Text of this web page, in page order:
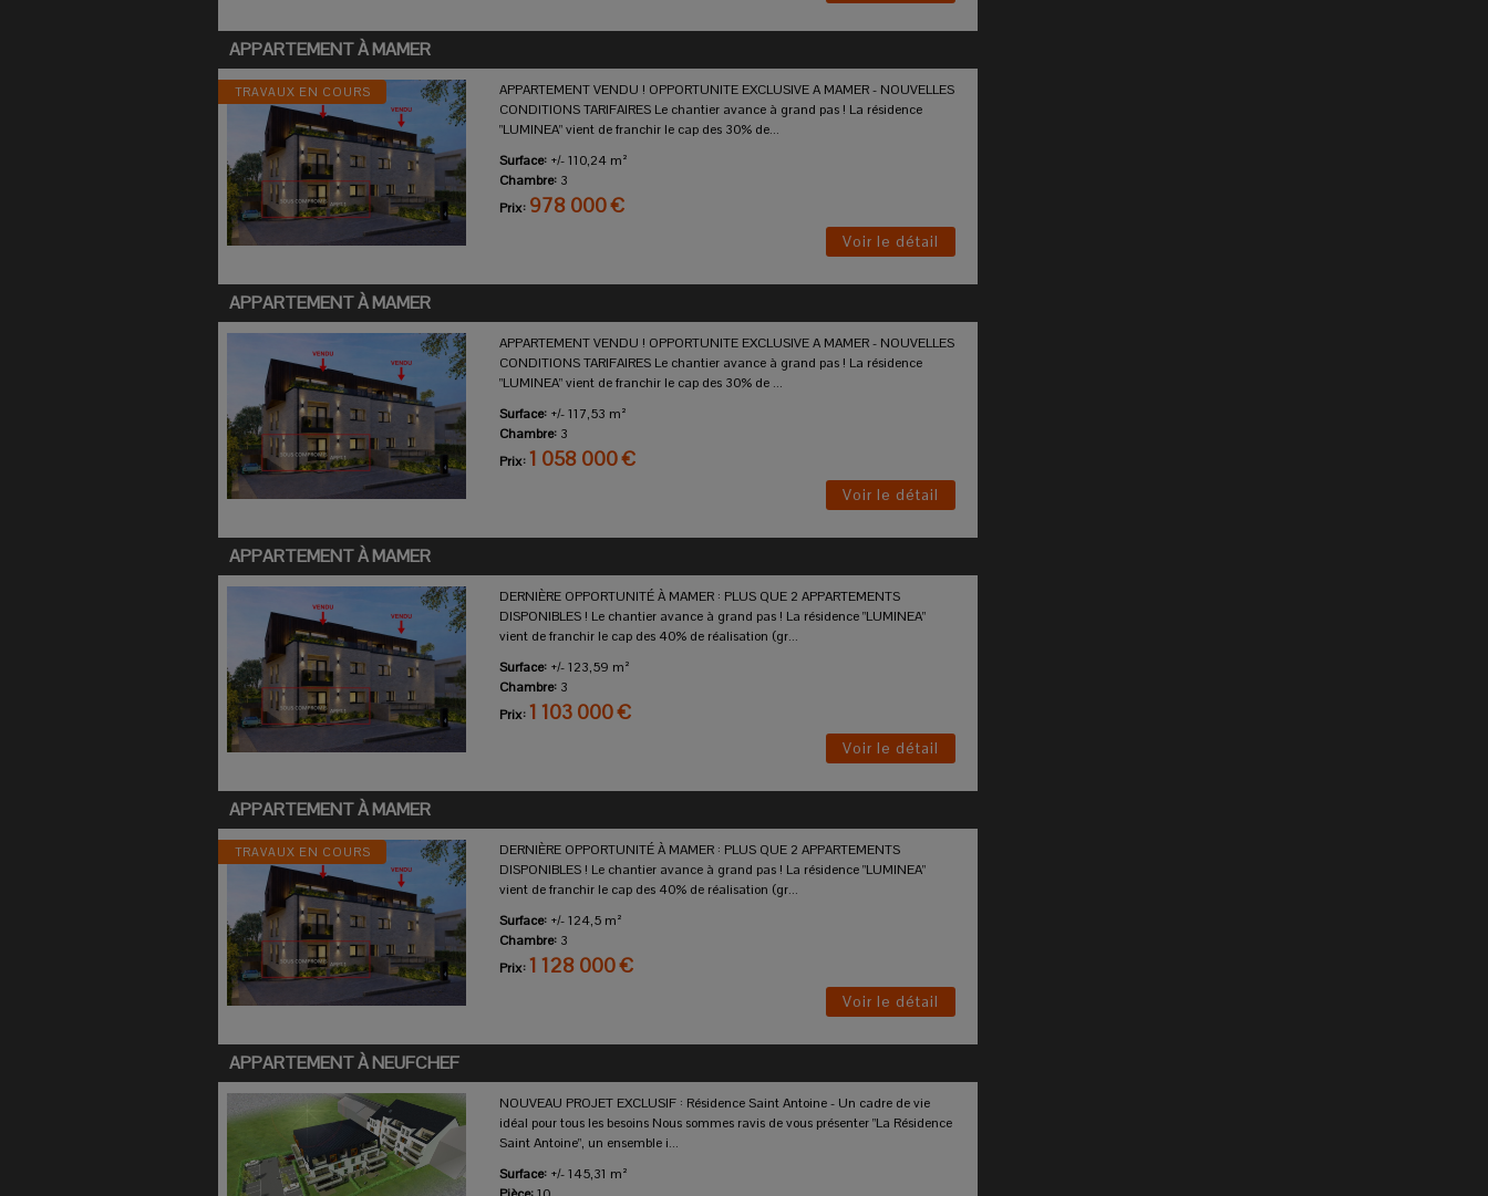
APPARTEMENT ÀMAMER
TRAVAUX EN COURS
APPARTEMENT VENDU ! OPPORTUNITE EXCLUSIVE A MAMER - NOUVELLES
CONDITIONS TARIFAIRES Le chantier avance à grand pas ! La résidence
"LUMINEA" vient de franchir le cap des 30% de...
Surface: +/- 110,24 m²
Chambre: 3
Prix: 978 000 €
Voir le détail
APPARTEMENT ÀMAMER
APPARTEMENT VENDU ! OPPORTUNITE EXCLUSIVE A MAMER - NOUVELLES
CONDITIONS TARIFAIRES Le chantier avance à grand pas ! La résidence
"LUMINEA" vient de franchir le cap des 30% de ...
Surface: +/- 117,53 m²
Chambre: 3
Prix:1 058 000 €
Voir le détail
APPARTEMENT ÀMAMER
DERNIÈRE OPPORTUNITÉ À MAMER : PLUS QUE 2 APPARTEMENTS
DISPONIBLES ! Le chantier avance à grand pas ! La résidence "LUMINEA"
vient de franchir le cap des 40% de réalisation (gr...
Surface: +/- 123,59 m²
Chambre: 3
Prix:1 103 000 €
Voir le détail
APPARTEMENT ÀMAMER
TRAVAUX EN COURS
DERNIÈRE OPPORTUNITÉ À MAMER : PLUS QUE 2 APPARTEMENTS
DISPONIBLES ! Le chantier avance à grand pas ! La résidence "LUMINEA"
vient de franchir le cap des 40% de réalisation (gr...
Surface: +/- 124,5 m²
Chambre: 3
Prix:1 128 000 €
Voir le détail
APPARTEMENT ÀNEUFCHEF
NOUVEAU PROJET EXCLUSIF : Résidence Saint Antoine - Un cadre de vie
idéal pour tous les besoins Nous sommes ravis de vous présenter "La Résidence
Saint Antoine", un ensemble i...
Surface: +/- 145,31 m²